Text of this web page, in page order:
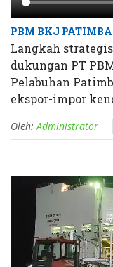
PBM BKJ
Langkah
dukungan PT
Pelabuhan
ekspor-impor
Oleh:Administrator